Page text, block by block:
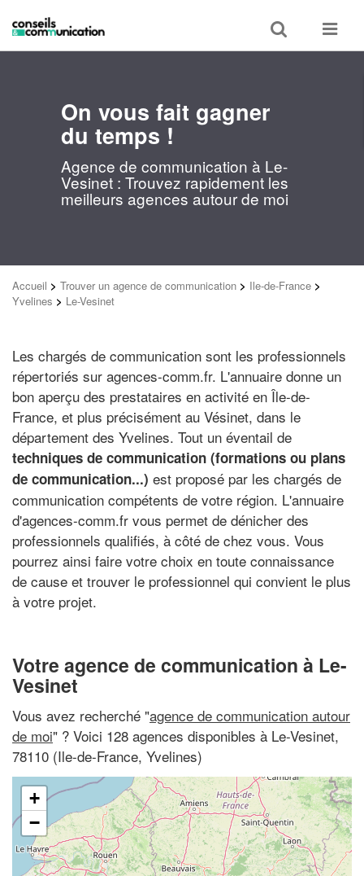
Toggle
search
Toggle
On vous fait gagner
du temps !
Agence de communication à Le-
Vesinet : Trouvez rapidement les
meilleurs agences autour de moi
Accueil > Trouver un agence de communication > Ile-de-France >
Yvelines > Le-Vesinet
Les chargés de communication sont les professionnels
répertoriés sur agences-comm.fr. L'annuaire donne un
bon aperçu des prestataires en activité en Île-de-
France, et plus précisément au Vésinet, dans le
département des Yvelines. Tout un éventail de
techniques de communication (formations ou plans
de communication...) est proposé par les chargés de
communication compétents de votre région. L'annuaire
d'agences-comm.fr vous permet de dénicher des
professionnels qualifiés, à côté de chez vous. Vous
pourrez ainsi faire votre choix en toute connaissance
de cause et trouver le professionnel qui convient le plus
à votre projet.
Votre agence de communication à Le-
Vesinet
Vous avez recherché "agence de communication autour
de moi" ? Voici 128 agences disponibles à Le-Vesinet,
78110 (Ile-de-France, Yvelines)
+
−